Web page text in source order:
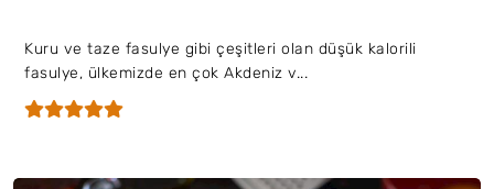
Kuru ve taze fasulye gibi çeşitleri olan düşük kalorili
fasulye, ülkemizde en çok Akdeniz v...